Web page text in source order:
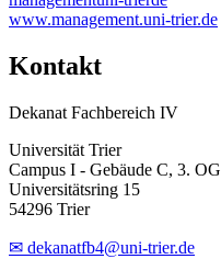
www.management.uni-trier.de
Kontakt
Dekanat Fachbereich IV
Universität Trier
Campus I - Gebäude C, 3. OG
Universitätsring 15
54296 Trier
✉ dekanatfb4@uni-trier.de